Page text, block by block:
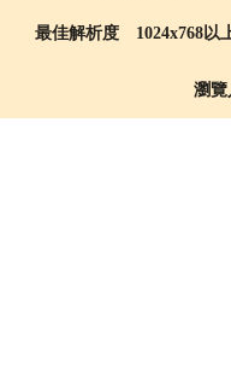
最佳解析度 1024x768以
瀏覽